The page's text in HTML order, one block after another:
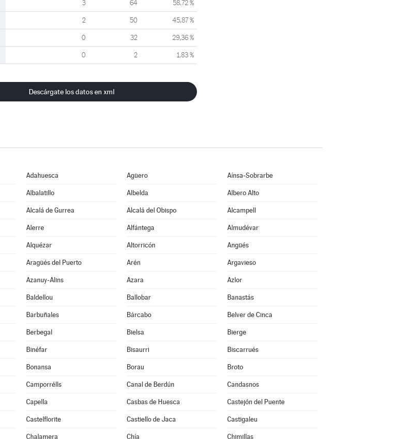
3 64 58,72 %
2 50 45,87 %
0 32 29,36 %
0 2 1,83 %
Descárgate los datos en xml
Adahuesca Agüero Aínsa-Sobrarbe
Albalatillo Albelda Albero Alto
Alcalá de Gurrea Alcalá del Obispo Alcampell
Alerre Alfántega Almudévar
Alquézar Altorricón Angüés
Aragüés del Puerto Arén Argavieso
Azanuy-Alins Azara Azlor
Baldellou Ballobar Banastás
Barbuñales Bárcabo Belver de Cinca
Berbegal Bielsa Bierge
Binéfar Bisaurri Biscarrués
Bonansa Borau Broto
Camporrélls Canal de Berdún Candasnos
Capella Casbas de Huesca Castejón del Puente
Castelflorite Castiello de Jaca Castigaleu
Chalamera Chía Chimillas